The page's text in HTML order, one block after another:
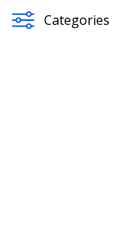
Categories